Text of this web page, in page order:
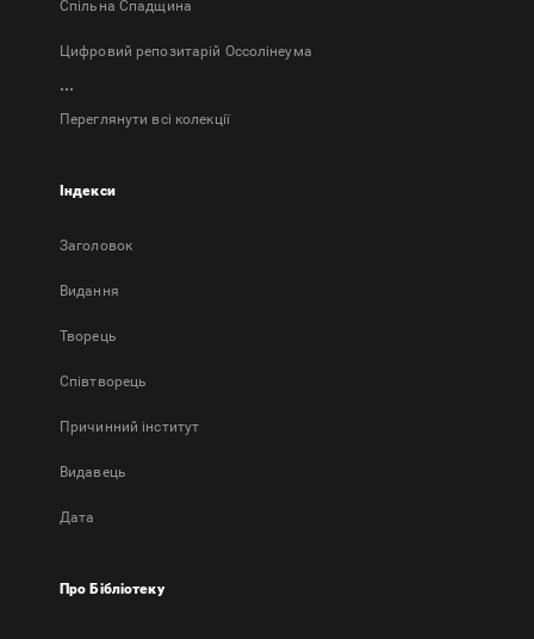
Спільна Спадщина
Цифровий репозитарій Оссолінеума
...
Переглянути всі колекції
Індекси
Заголовок
Bидання
Творець
Співтворець
Причинний інститут
Видавець
Дата
Про Бібліотеку